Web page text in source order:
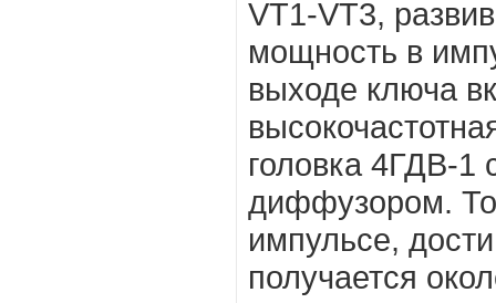
VT1-VT3,
мощность в
выходе ключа
головка 4ГДВ-1
диффузором.
импульсе,
получается